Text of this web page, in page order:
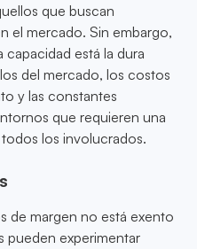
que buscan
el mercado. Sin embargo,
está la dura
del mercado, los costos
y las constantes
que requieren una
los involucrados.
de margen no está exento
pueden experimentar